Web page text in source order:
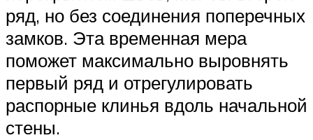
ряд, но без соединения поперечных
замков. Эта временная мера
поможет максимально выровнять
первый ряд и отрегулировать
распорные клинья вдоль начальной
стены.